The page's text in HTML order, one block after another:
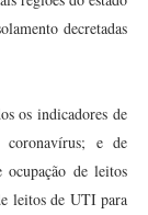
decretadas
os indicadores de
coronavírus; e de
de leitos
leitos de UTI para